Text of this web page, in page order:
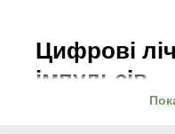
Цифрові
імпульсів